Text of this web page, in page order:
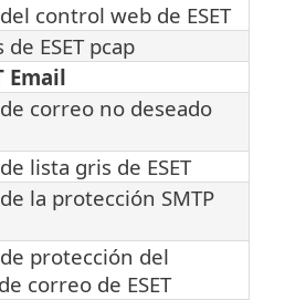
control web de ESET
ESET pcap
Email
correo no deseado
lista gris de ESET
la protección SMTP
protección del
correo de ESET